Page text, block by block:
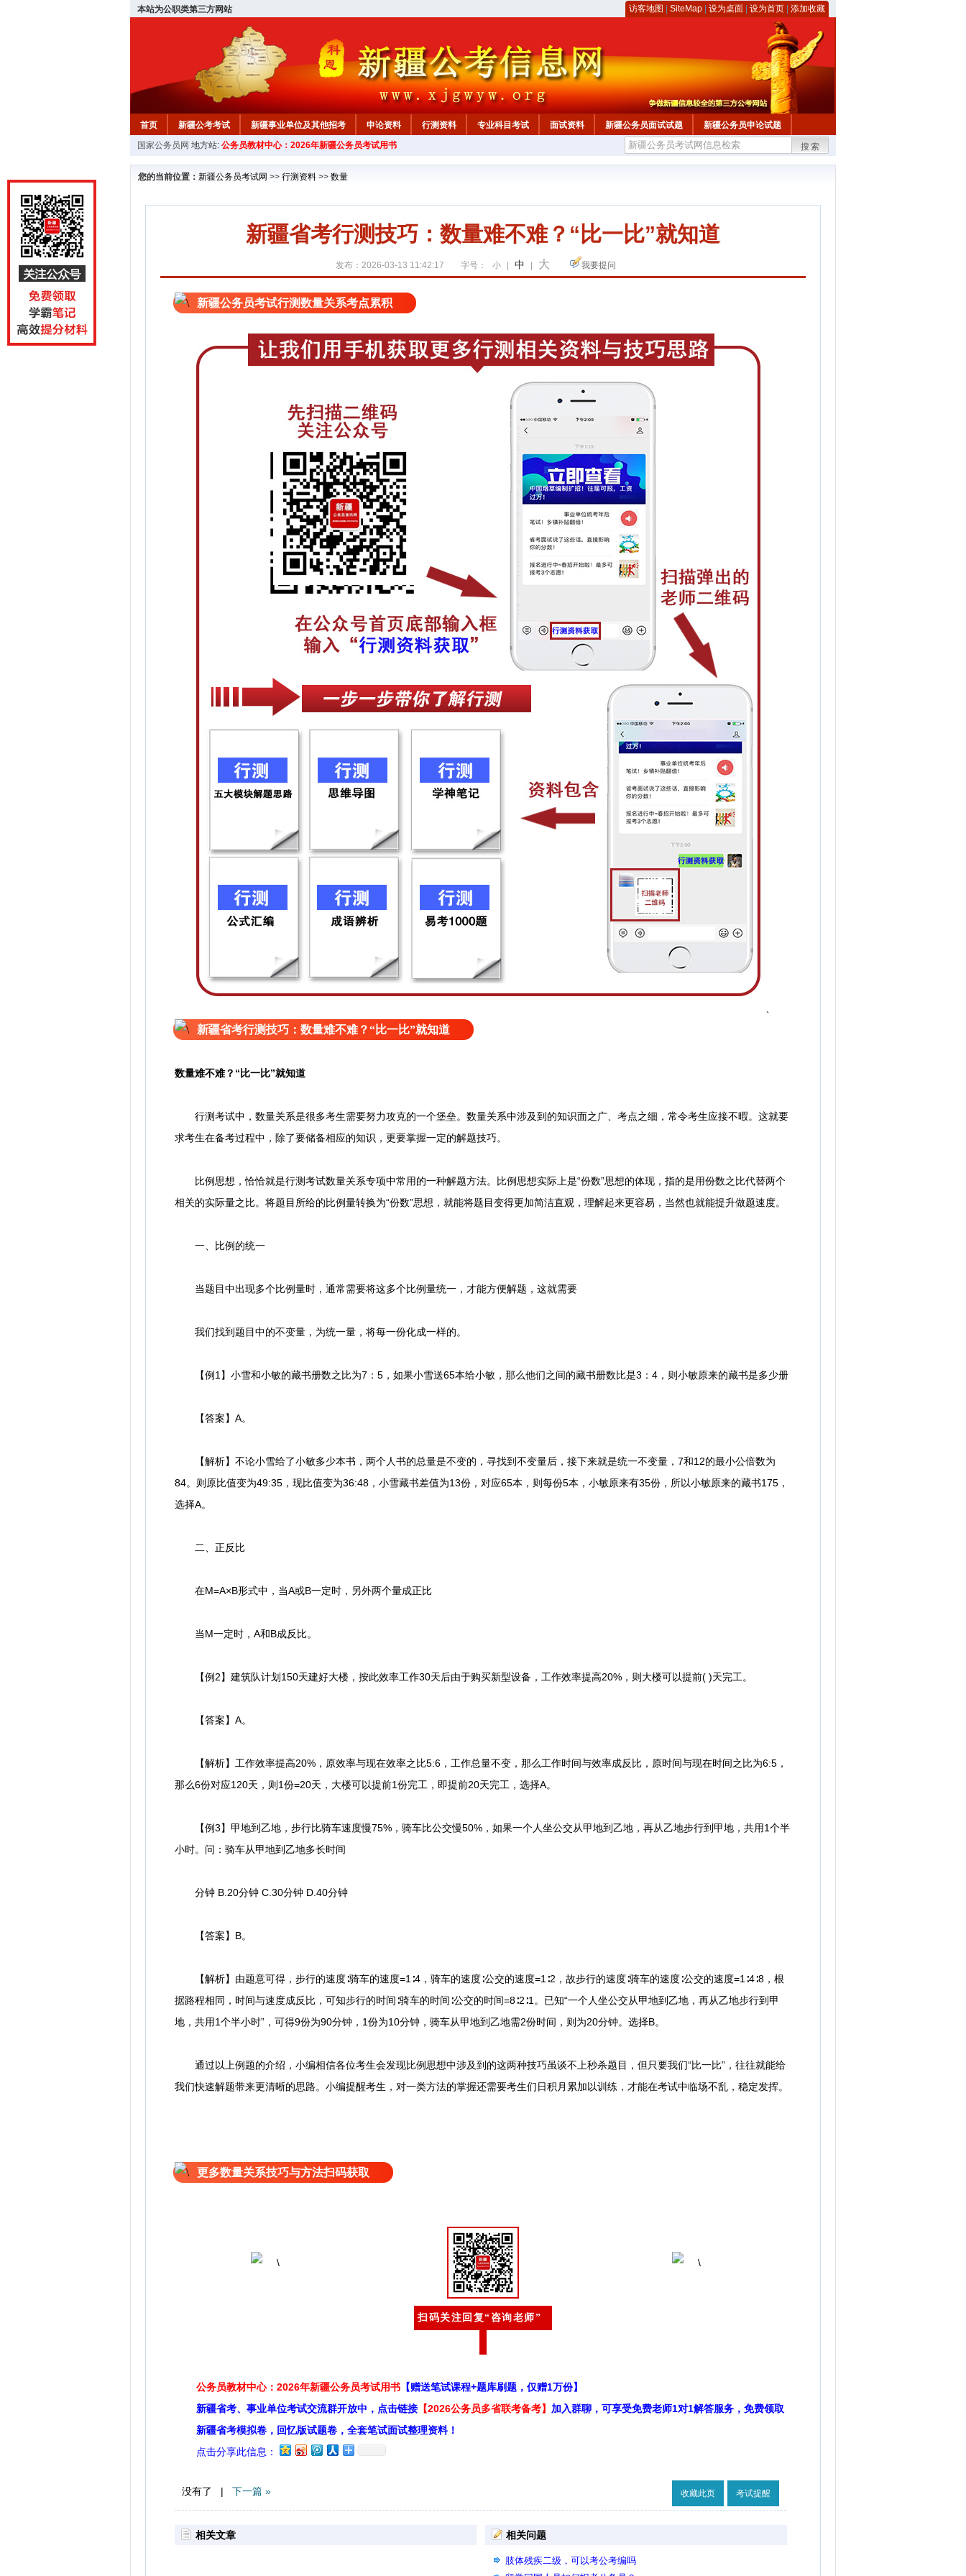
本站为公职类第三方网站 访客地图 SiteMap 设为桌面 设为首页 添加收藏
首页 新疆公考考试 新疆事业单位及其他招考 申论资料 行测资料 专业科目考试 面试资料 新疆公务员面试试题 新疆公务员申论试题
新疆公务员行测试题 在线咨询 教材中心
国家公务员网 地方站: 公务员教材中心：2026年新疆公务员考试用书 搜索
您的当前位置： 新疆公务员考试网 >> 行测资料 >> 数量
新疆省考行测技巧：数量难不难？“比一比”就知道
发布：2026-03-13 11:42:17 字号： 小 中 大 我要提问
新疆公务员考试行测数量关系考点累积
新疆省考行测技巧：数量难不难？“比一比”就知道
数量难不难？“比一比”就知道
行测考试中，数量关系是很多考生需要努力攻克的一个堡垒。数量关系中涉及到的知识面之广、考点之细，常令考生应接不暇。这就要
求考生在备考过程中，除了要储备相应的知识，更要掌握一定的解题技巧。
比例思想，恰恰就是行测考试数量关系专项中常用的一种解题方法。比例思想实际上是“份数”思想的体现，指的是用份数之比代替两个
相关的实际量之比。将题目所给的比例量转换为“份数”思想，就能将题目变得更加简洁直观，理解起来更容易，当然也就能提升做题速度。
一、比例的统一
当题目中出现多个比例量时，通常需要将这多个比例量统一，才能方便解题，这就需要
我们找到题目中的不变量，为统一量，将每一份化成一样的。
【例1】小雪和小敏的藏书册数之比为7：5，如果小雪送65本给小敏，那么他们之间的藏书册数比是3：4，则小敏原来的藏书是多少册
【答案】A。
【解析】不论小雪给了小敏多少本书，两个人书的总量是不变的，寻找到不变量后，接下来就是统一不变量，7和12的最小公倍数为
84。则原比值变为49:35，现比值变为36:48，小雪藏书差值为13份，对应65本，则每份5本，小敏原来有35份，所以小敏原来的藏书175，
选择A。
二、正反比
在M=A×B形式中，当A或B一定时，另外两个量成正比
当M一定时，A和B成反比。
【例2】建筑队计划150天建好大楼，按此效率工作30天后由于购买新型设备，工作效率提高20%，则大楼可以提前( )天完工。
【答案】A。
【解析】工作效率提高20%，原效率与现在效率之比5:6，工作总量不变，那么工作时间与效率成反比，原时间与现在时间之比为6:5，
那么6份对应120天，则1份=20天，大楼可以提前1份完工，即提前20天完工，选择A。
【例3】甲地到乙地，步行比骑车速度慢75%，骑车比公交慢50%，如果一个人坐公交从甲地到乙地，再从乙地步行到甲地，共用1个半
小时。问：骑车从甲地到乙地多长时间
分钟 B.20分钟 C.30分钟 D.40分钟
【答案】B。
【解析】由题意可得，步行的速度∶骑车的速度=1∶4，骑车的速度∶公交的速度=1∶2，故步行的速度∶骑车的速度∶公交的速度=1∶4∶8，根
据路程相同，时间与速度成反比，可知步行的时间∶骑车的时间∶公交的时间=8∶2∶1。已知“一个人坐公交从甲地到乙地，再从乙地步行到甲
地，共用1个半小时”，可得9份为90分钟，1份为10分钟，骑车从甲地到乙地需2份时间，则为20分钟。选择B。
通过以上例题的介绍，小编相信各位考生会发现比例思想中涉及到的这两种技巧虽谈不上秒杀题目，但只要我们“比一比”，往往就能给
我们快速解题带来更清晰的思路。小编提醒考生，对一类方法的掌握还需要考生们日积月累加以训练，才能在考试中临场不乱，稳定发挥。
更多数量关系技巧与方法扫码获取
扫码关注回复“咨询老师”
公务员教材中心：2026年新疆公务员考试用书 【赠送笔试课程+题库刷题，仅赠1万份】
新疆省考、事业单位考试交流群开放中，点击链接 【2026公务员多省联考备考】 加入群聊，可享受免费老师1对1解答服务，免费领取
新疆省考模拟卷，回忆版试题卷，全套笔试面试整理资料！
点击分享此信息：
没有了 | 下一篇 » 收藏此页 考试提醒
相关文章 相关问题
肢体残疾二级，可以考公考编吗